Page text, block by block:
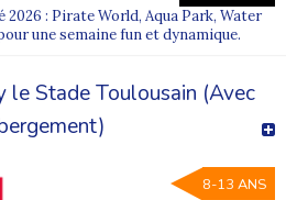
: Pirate World, Aqua Park, Water
une semaine fun et dynamique.
le Stade Toulousain (Avec
8-13 ANS